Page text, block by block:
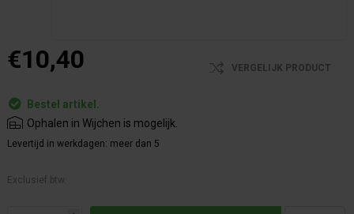
€10,40 VERGELIJK PRODUCT
Bestel artikel.
Ophalen in Wijchen is mogelijk.
Levertijd in werkdagen: meer dan 5
Exclusief btw.